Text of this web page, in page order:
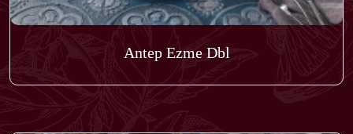
Antep Ezme Dbl